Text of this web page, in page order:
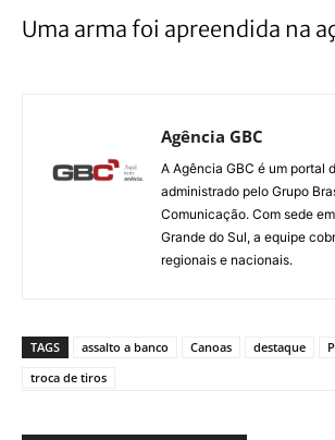
Uma arma foi apreendida na
Agência GBC
A Agência GBC é um portal
administrado pelo Grupo
Comunicação. Com sede
Grande do Sul, a equipe
regionais e nacionais.
TAGS assalto a banco Canoas destaque
troca de tiros